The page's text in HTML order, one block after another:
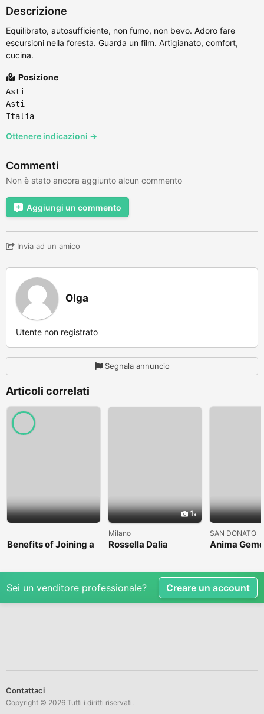
Descrizione
Equilibrato, autosufficiente, non fumo, non bevo. Adoro fare
escursioni nella foresta. Guarda un film. Artigianato, comfort,
cucina.
Posizione
Asti
Asti
Italia
Ottenere indicazioni →
Commenti
Non è stato ancora aggiunto alcun commento
Aggiungi un commento
Invia ad un amico
Olga
Utente non registrato
Segnala annuncio
Articoli correlati
Benefits of Joining a
Professional Nasha
1
Milano
Rossella Dalia
SAN DONATO
Anima
Sei un venditore professionale? Creare un account
Contattaci
Copyright © 2026 Tutti i diritti riservati.